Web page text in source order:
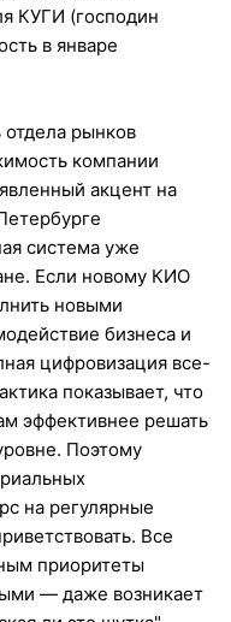
КУГИ (господин
в январе
рынков
компании
акцент на
система уже
Если новому КИО
новыми
бизнеса и
цифровизация все-
показывает, что
эффективнее решать
Поэтому
на регулярные
Все
приоритеты
— даже возникает